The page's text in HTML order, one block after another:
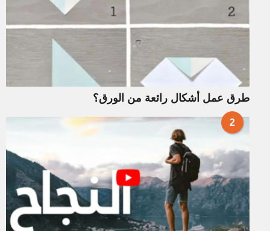
طرق عمل أشكال رائعة من الورق؟
2